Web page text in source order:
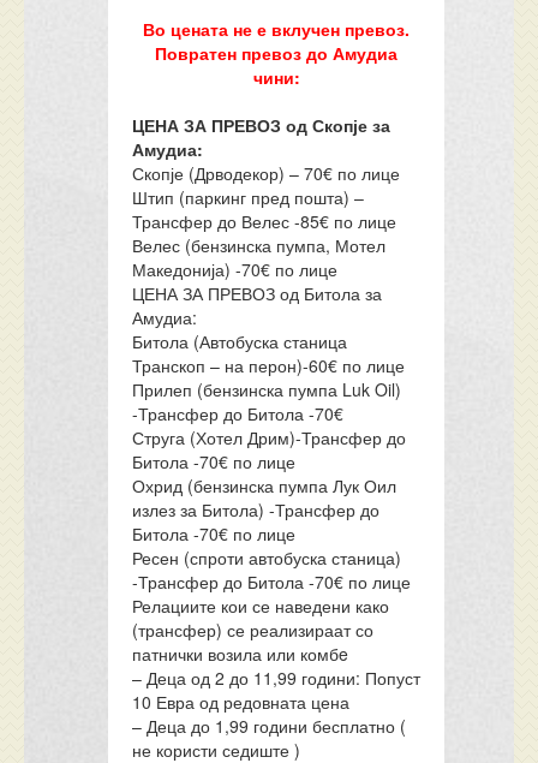
Во цената не е вклучен превоз.
Повратен превоз до Амудиа
чини:
ЦЕНА ЗА ПРЕВОЗ од Скопје за
Амудиа:
Скопје (Дрводекор) – 70€ по лице
Штип (паркинг пред пошта) –
Трансфер до Велес -85€ по лице
Велес (бензинска пумпа, Мотел
Македонија) -70€ по лице
ЦЕНА ЗА ПРЕВОЗ од Битола за
Амудиа:
Битола (Автобуска станица
Транскоп – на перон)-60€ по лице
Прилеп (бензинска пумпа Luk Oil)
-Трансфер до Битола -70€
Струга (Хотел Дрим)-Трансфер до
Битола -70€ по лице
Охрид (бензинска пумпа Лук Оил
излез за Битола) -Трансфер до
Битола -70€ по лице
Ресен (спроти автобуска станица)
-Трансфер до Битола -70€ по лице
Релациите кои се наведени како
(трансфер) се реализираат со
патнички возила или комбe
– Деца од 2 до 11,99 години: Попуст
10 Евра од редовната цена
– Деца до 1,99 години бесплатно (
не користи седиште )